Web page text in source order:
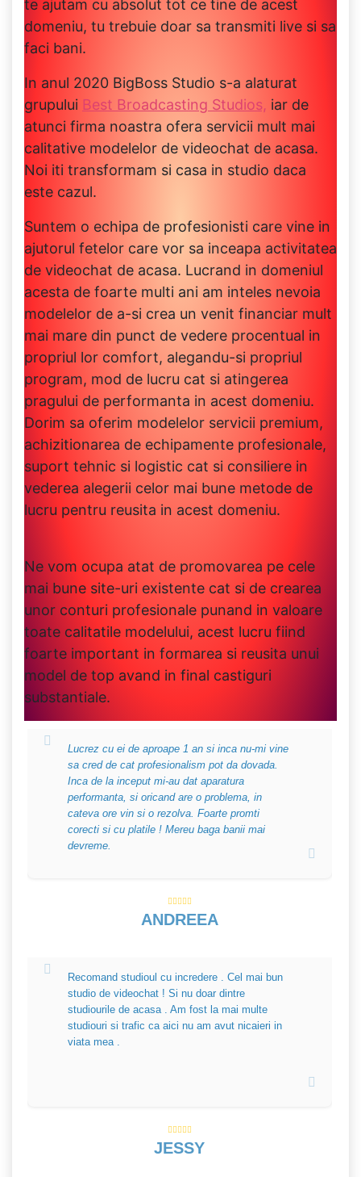
te ajutam cu absolut tot ce tine de acest
domeniu, tu trebuie doar sa transmiti live si sa
faci bani.
In anul 2020 BigBoss Studio s-a alaturat
grupului Best Broadcasting Studios, iar de
atunci firma noastra ofera servicii mult mai
calitative modelelor de videochat de acasa.
Noi iti transformam si casa in studio daca
este cazul.
Suntem o echipa de profesionisti care vine in
ajutorul fetelor care vor sa inceapa activitatea
de videochat de acasa. Lucrand in domeniul
acesta de foarte multi ani am inteles nevoia
modelelor de a-si crea un venit financiar mult
mai mare din punct de vedere procentual in
propriul lor comfort, alegandu-si propriul
program, mod de lucru cat si atingerea
pragului de performanta in acest domeniu.
Dorim sa oferim modelelor servicii premium,
achizitionarea de echipamente profesionale,
suport tehnic si logistic cat si consiliere in
vederea alegerii celor mai bune metode de
lucru pentru reusita in acest domeniu.
Ne vom ocupa atat de promovarea pe cele
mai bune site-uri existente cat si de crearea
unor conturi profesionale punand in valoare
toate calitatile modelului, acest lucru fiind
foarte important in formarea si reusita unui
model de top avand in final castiguri
substantiale.
Lucrez cu ei de aproape 1 an si inca nu-mi vine
sa cred de cat profesionalism pot da dovada.
Inca de la inceput mi-au dat aparatura
performanta, si oricand are o problema, in
cateva ore vin si o rezolva. Foarte promti
corecti si cu platile ! Mereu baga banii mai
devreme.
ANDREEA
Recomand studioul cu incredere . Cel mai bun
studio de videochat ! Si nu doar dintre
studiourile de acasa . Am fost la mai multe
studiouri si trafic ca aici nu am avut nicaieri in
viata mea .
JESSY